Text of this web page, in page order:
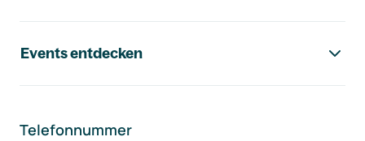
Events entdecken
Telefonnummer